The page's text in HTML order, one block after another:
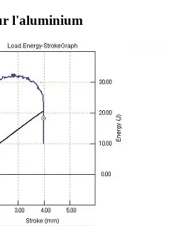
l'aluminium